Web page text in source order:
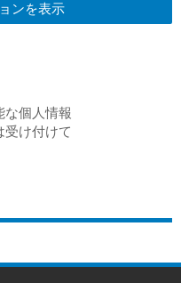
ンを表示
な個人情報
受け付けて